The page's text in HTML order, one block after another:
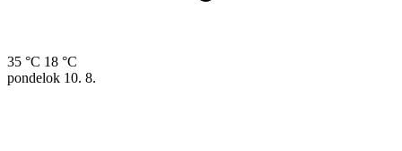
35 °C 18 °C
pondelok 10. 8.